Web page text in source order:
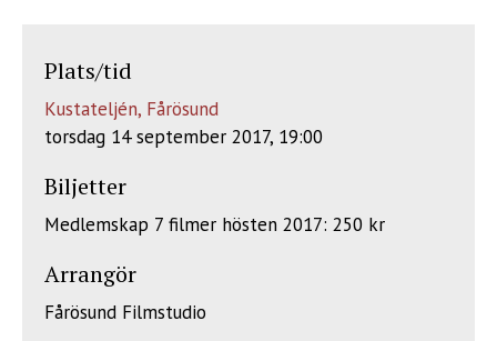
Plats/tid
Kustateljén, Fårösund
torsdag 14 september 2017, 19:00
Biljetter
Medlemskap 7 filmer hösten 2017: 250 kr
Arrangör
Fårösund Filmstudio